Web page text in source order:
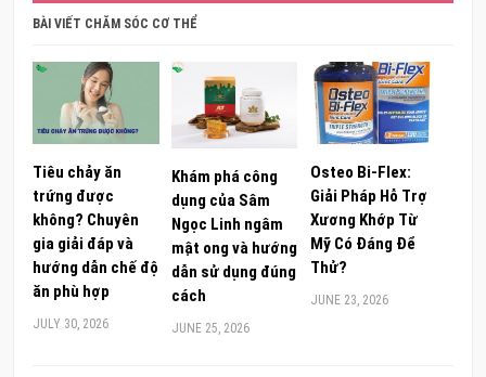
BÀI VIẾT CHĂM SÓC CƠ THỂ
Tiêu chảy ăn
trứng được
không? Chuyên
gia giải đáp và
hướng dẫn chế độ
ăn phù hợp
JULY 30, 2026
Khám phá công
dụng của Sâm
Ngọc Linh ngâm
mật ong và hướng
dẫn sử dụng đúng
cách
JUNE 25, 2026
Osteo Bi-Flex:
Giải Pháp Hỗ Trợ
Xương Khớp Từ
Mỹ Có Đáng Để
Thử?
JUNE 23, 2026